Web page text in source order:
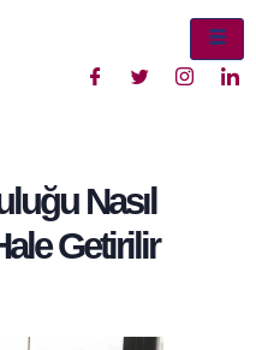
Nasıl
Getirilir